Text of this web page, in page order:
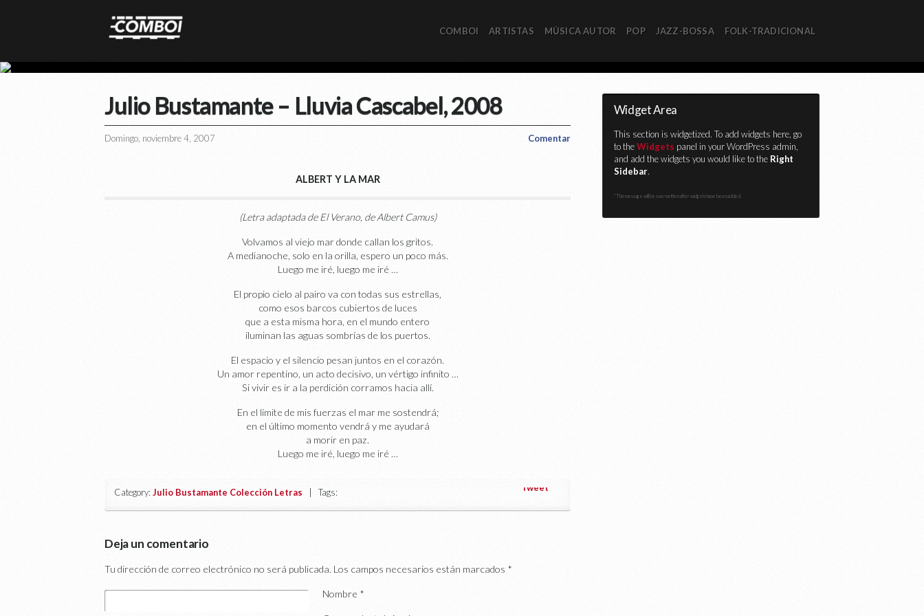
COMBOI ARTISTAS MÚSICA AUTOR POP JAZZ-BOSSA FOLK-TRADICIONAL
Julio Bustamante – Lluvia Cascabel, 2008
Domingo, noviembre 4, 2007 Comentar
ALBERT Y LA MAR
(Letra adaptada de El Verano, de Albert Camus)
Volvamos al viejo mar donde callan los gritos.
A medianoche, solo en la orilla, espero un poco más.
Luego me iré, luego me iré …
El propio cielo al pairo va con todas sus estrellas,
como esos barcos cubiertos de luces
que a esta misma hora, en el mundo entero
iluminan las aguas sombrías de los puertos.
El espacio y el silencio pesan juntos en el corazón.
Un amor repentino, un acto decisivo, un vértigo infinito …
Si vivir es ir a la perdición corramos hacia allí.
En el límite de mis fuerzas el mar me sostendrá;
en el último momento vendrá y me ayudará
a morir en paz.
Luego me iré, luego me iré …
Category: Julio Bustamante Colección Letras | Tags: Tweet
Deja un comentario
Tu dirección de correo electrónico no será publicada. Los campos necesarios están marcados *
Nombre *
Widget Area
This section is widgetized. To add widgets here, go
to theWidgets panel in your WordPress admin,
and add the widgets you would like to the Right
Sidebar.
*This message will be overwritten after widgets have been added.